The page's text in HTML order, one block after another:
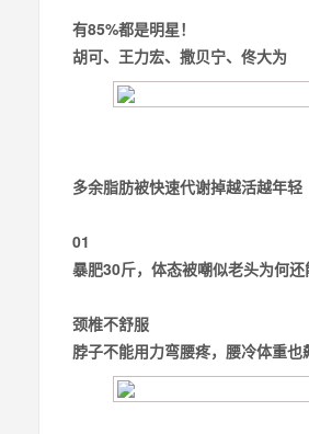
有85%都是明星！
胡可、王力宏、撒贝宁、佟大为
多余脂肪被快速代谢掉越活越年轻
01
暴肥30斤，体态被嘲似老头为何还
颈椎不舒服
脖子不能用力弯腰疼，腰冷体重也